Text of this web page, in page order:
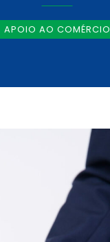
APOIO AO COMÉRCIO